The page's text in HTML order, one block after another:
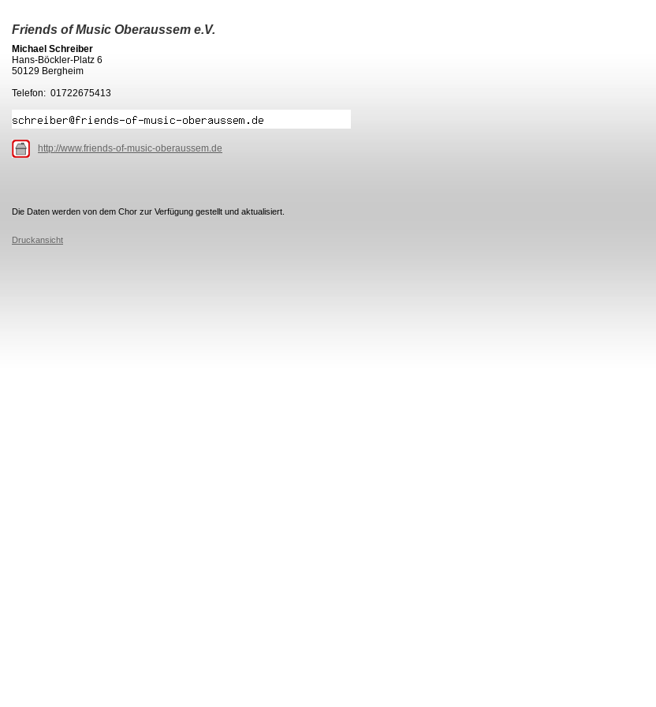
Friends of Music Oberaussem e.V.
Michael Schreiber
Hans-Böckler-Platz 6
50129 Bergheim
Telefon: 01722675413
http://www.friends-of-music-oberaussem.de
Die Daten werden von dem Chor zur Verfügung gestellt und aktualisiert.
Druckansicht